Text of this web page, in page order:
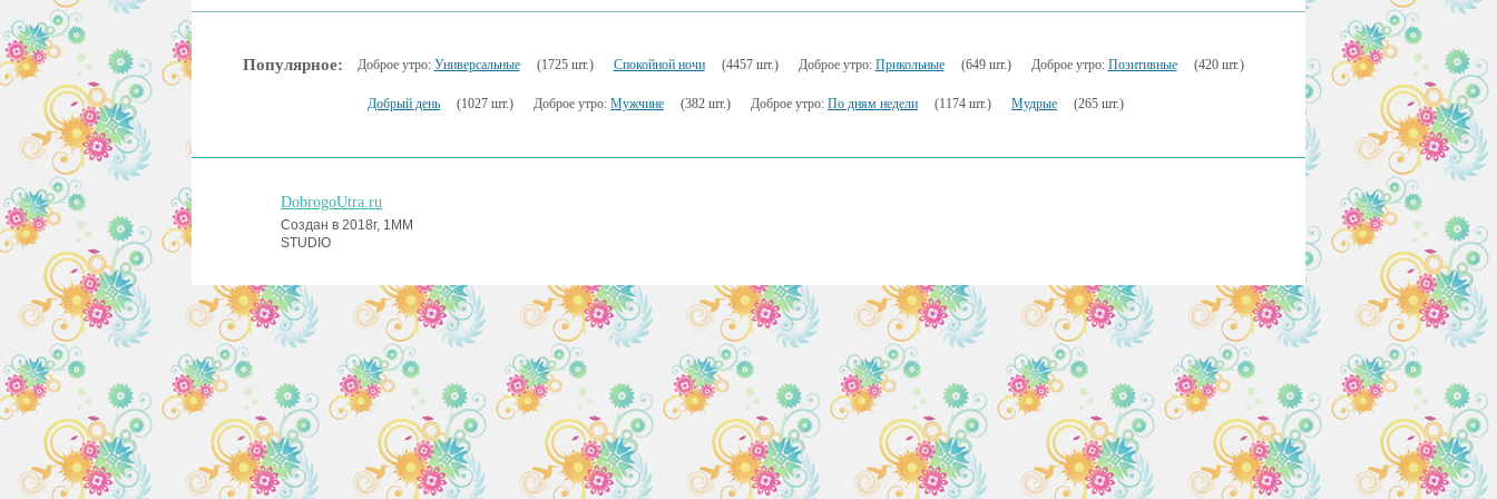
Популярное: Доброе утро: Универсальные (1725 шт.) Спокойной ночи (4457 шт.) Доброе утро: Прикольные (649 шт.) Доброе утро: Позитивные (420 шт.)
Добрый день (1027 шт.) Доброе утро: Мужчине (382 шт.) Доброе утро: По дням недели (1174 шт.) Мудрые (265 шт.)
DobrogoUtra.ru
Создан в 2018г, 1MM
STUDIO